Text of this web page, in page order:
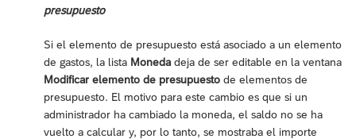
presupuesto
Si el elemento de presupuesto está asociado a un elemento
de gastos, la lista Moneda deja de ser editable en la ventana
Modificar elemento de presupuesto de elementos de
presupuesto. El motivo para este cambio es que si un
administrador ha cambiado la moneda, el saldo no se ha
vuelto a calcular y, por lo tanto, se mostraba el importe